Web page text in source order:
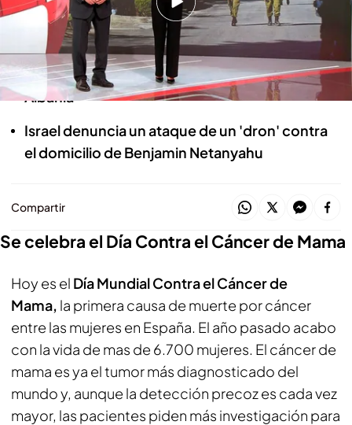
Se celebra el Día Contra el Cáncer de Mama
Zarpan de regreso a Italia los migrantes
devueltos tras la suspensión de su traslado a
Albania
Israel denuncia un ataque de un 'dron' contra
el domicilio de Benjamin Netanyahu
Compartir
Se celebra el Día Contra el Cáncer de Mama
Hoy es el Día Mundial Contra el Cáncer de
Mama, la primera causa de muerte por cáncer
entre las mujeres en España. El año pasado acabo
con la vida de mas de 6.700 mujeres. El cáncer de
mama es ya el tumor más diagnosticado del
mundo y, aunque la detección precoz es cada vez
mayor, las pacientes piden más investigación para